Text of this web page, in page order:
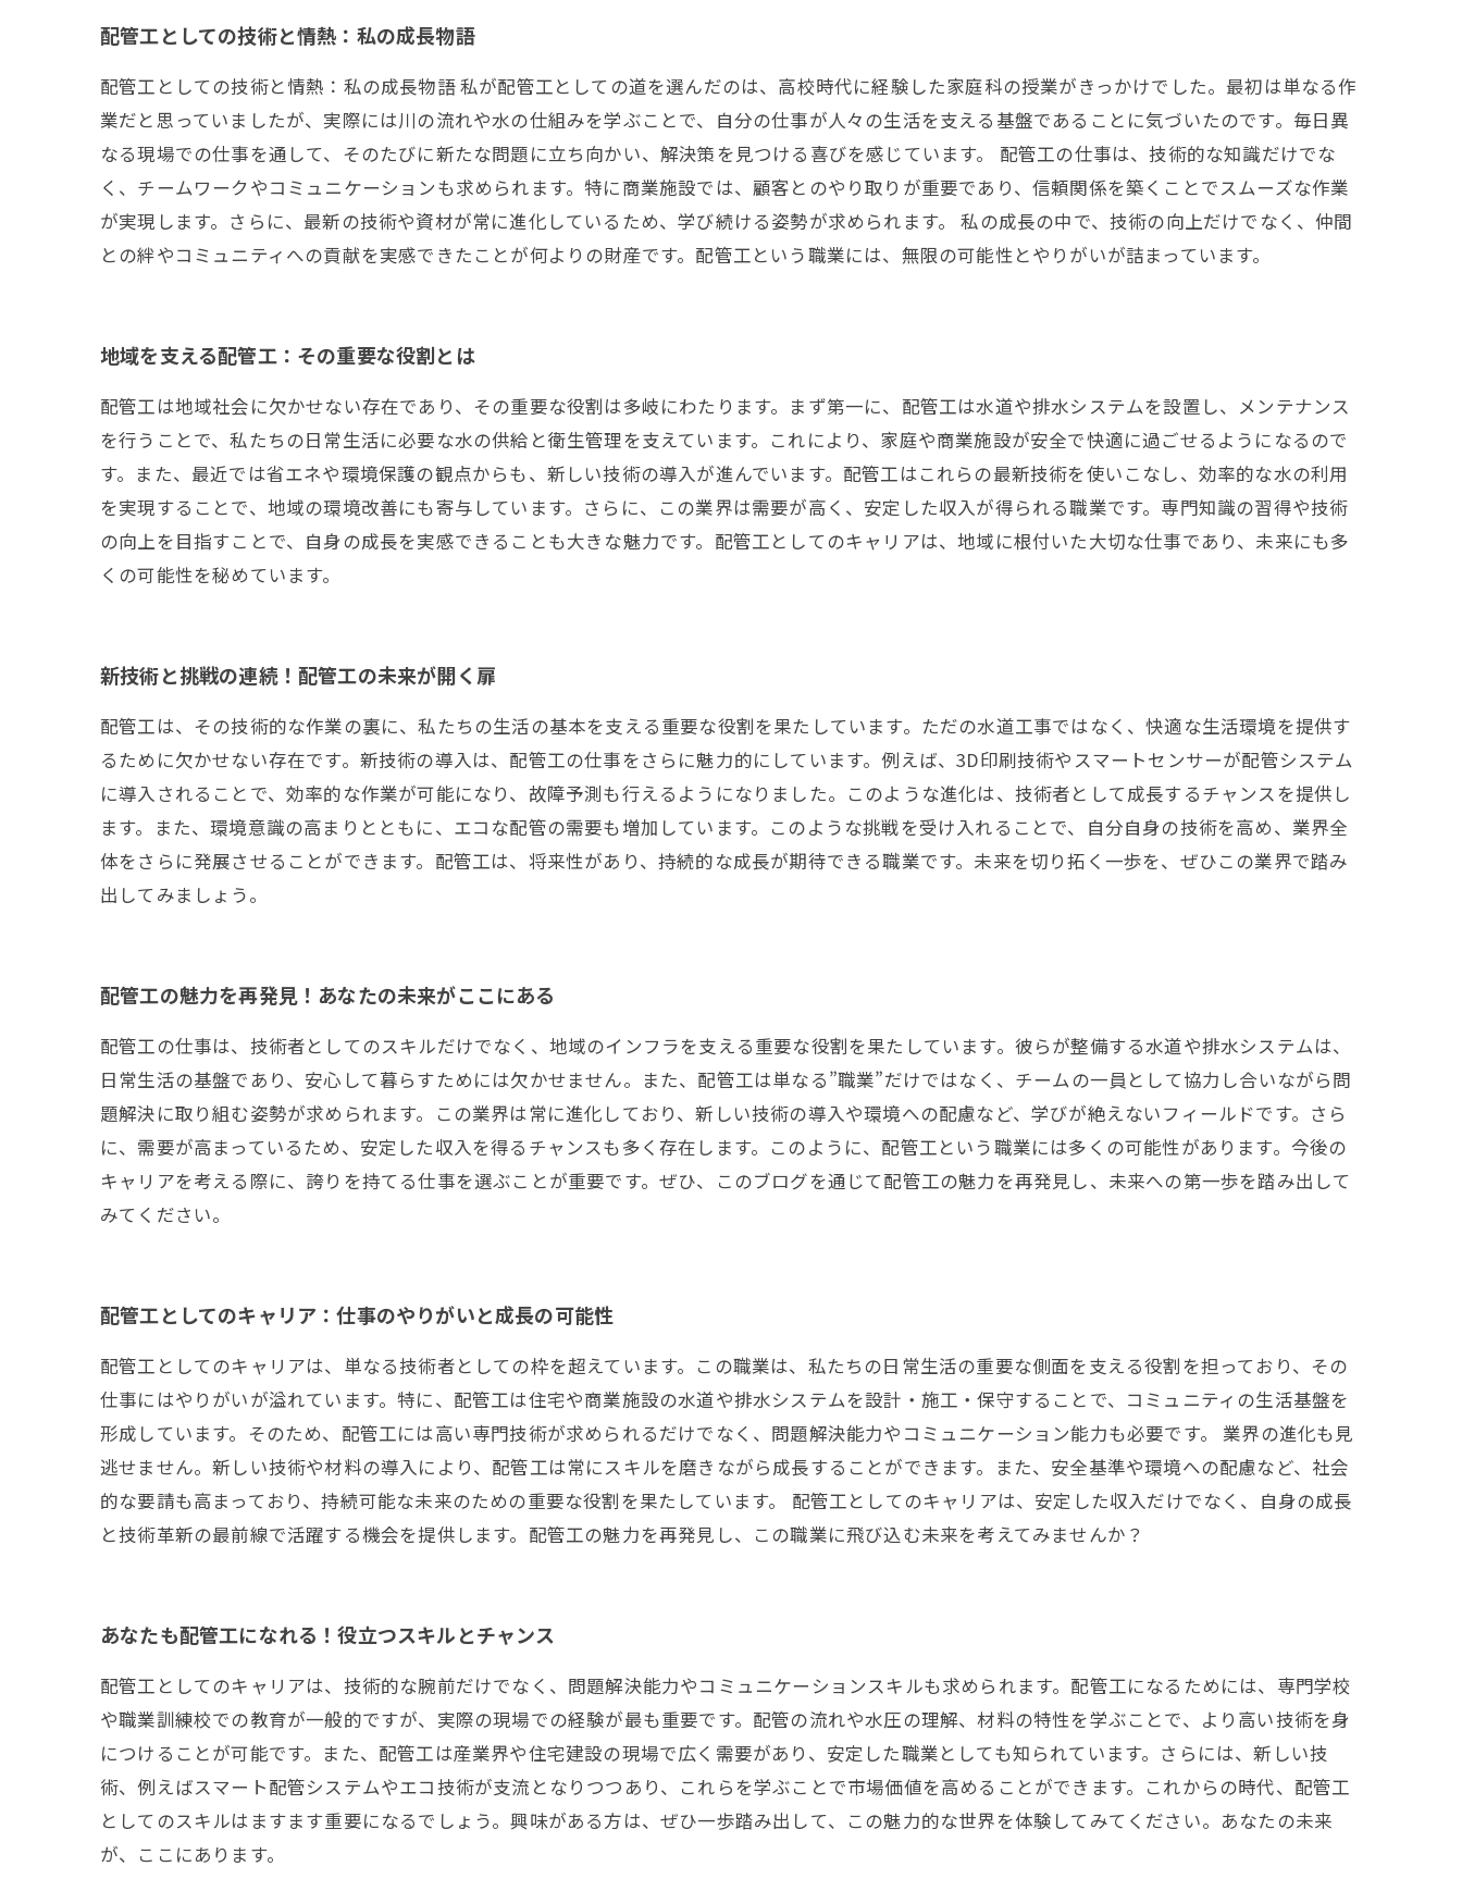
配管工としての技術と情熱：私の成長物語
配管工としての技術と情熱：私の成長物語 私が配管工としての道を選んだのは、高校時代に経験した家庭科の授業がきっかけでした。最初は単なる作
業だと思っていましたが、実際には川の流れや水の仕組みを学ぶことで、自分の仕事が人々の生活を支える基盤であることに気づいたのです。毎日異
なる現場での仕事を通して、そのたびに新たな問題に立ち向かい、解決策を見つける喜びを感じています。 配管工の仕事は、技術的な知識だけでな
く、チームワークやコミュニケーションも求められます。特に商業施設では、顧客とのやり取りが重要であり、信頼関係を築くことでスムーズな作業
が実現します。さらに、最新の技術や資材が常に進化しているため、学び続ける姿勢が求められます。 私の成長の中で、技術の向上だけでなく、仲間
との絆やコミュニティへの貢献を実感できたことが何よりの財産です。配管工という職業には、無限の可能性とやりがいが詰まっています。
地域を支える配管工：その重要な役割とは
配管工は地域社会に欠かせない存在であり、その重要な役割は多岐にわたります。まず第一に、配管工は水道や排水システムを設置し、メンテナンス
を行うことで、私たちの日常生活に必要な水の供給と衛生管理を支えています。これにより、家庭や商業施設が安全で快適に過ごせるようになるので
す。また、最近では省エネや環境保護の観点からも、新しい技術の導入が進んでいます。配管工はこれらの最新技術を使いこなし、効率的な水の利用
を実現することで、地域の環境改善にも寄与しています。さらに、この業界は需要が高く、安定した収入が得られる職業です。専門知識の習得や技術
の向上を目指すことで、自身の成長を実感できることも大きな魅力です。配管工としてのキャリアは、地域に根付いた大切な仕事であり、未来にも多
くの可能性を秘めています。
新技術と挑戦の連続！配管工の未来が開く扉
配管工は、その技術的な作業の裏に、私たちの生活の基本を支える重要な役割を果たしています。ただの水道工事ではなく、快適な生活環境を提供す
るために欠かせない存在です。新技術の導入は、配管工の仕事をさらに魅力的にしています。例えば、3D印刷技術やスマートセンサーが配管システム
に導入されることで、効率的な作業が可能になり、故障予測も行えるようになりました。このような進化は、技術者として成長するチャンスを提供し
ます。また、環境意識の高まりとともに、エコな配管の需要も増加しています。このような挑戦を受け入れることで、自分自身の技術を高め、業界全
体をさらに発展させることができます。配管工は、将来性があり、持続的な成長が期待できる職業です。未来を切り拓く一歩を、ぜひこの業界で踏み
出してみましょう。
配管工の魅力を再発見！あなたの未来がここにある
配管工の仕事は、技術者としてのスキルだけでなく、地域のインフラを支える重要な役割を果たしています。彼らが整備する水道や排水システムは、
日常生活の基盤であり、安心して暮らすためには欠かせません。また、配管工は単なる”職業”だけではなく、チームの一員として協力し合いながら問
題解決に取り組む姿勢が求められます。この業界は常に進化しており、新しい技術の導入や環境への配慮など、学びが絶えないフィールドです。さら
に、需要が高まっているため、安定した収入を得るチャンスも多く存在します。このように、配管工という職業には多くの可能性があります。今後の
キャリアを考える際に、誇りを持てる仕事を選ぶことが重要です。ぜひ、このブログを通じて配管工の魅力を再発見し、未来への第一歩を踏み出して
みてください。
配管工としてのキャリア：仕事のやりがいと成長の可能性
配管工としてのキャリアは、単なる技術者としての枠を超えています。この職業は、私たちの日常生活の重要な側面を支える役割を担っており、その
仕事にはやりがいが溢れています。特に、配管工は住宅や商業施設の水道や排水システムを設計・施工・保守することで、コミュニティの生活基盤を
形成しています。そのため、配管工には高い専門技術が求められるだけでなく、問題解決能力やコミュニケーション能力も必要です。 業界の進化も見
逃せません。新しい技術や材料の導入により、配管工は常にスキルを磨きながら成長することができます。また、安全基準や環境への配慮など、社会
的な要請も高まっており、持続可能な未来のための重要な役割を果たしています。 配管工としてのキャリアは、安定した収入だけでなく、自身の成長
と技術革新の最前線で活躍する機会を提供します。配管工の魅力を再発見し、この職業に飛び込む未来を考えてみませんか？
あなたも配管工になれる！役立つスキルとチャンス
配管工としてのキャリアは、技術的な腕前だけでなく、問題解決能力やコミュニケーションスキルも求められます。配管工になるためには、専門学校
や職業訓練校での教育が一般的ですが、実際の現場での経験が最も重要です。配管の流れや水圧の理解、材料の特性を学ぶことで、より高い技術を身
につけることが可能です。また、配管工は産業界や住宅建設の現場で広く需要があり、安定した職業としても知られています。さらには、新しい技
術、例えばスマート配管システムやエコ技術が支流となりつつあり、これらを学ぶことで市場価値を高めることができます。これからの時代、配管工
としてのスキルはますます重要になるでしょう。興味がある方は、ぜひ一歩踏み出して、この魅力的な世界を体験してみてください。あなたの未来
が、ここにあります。